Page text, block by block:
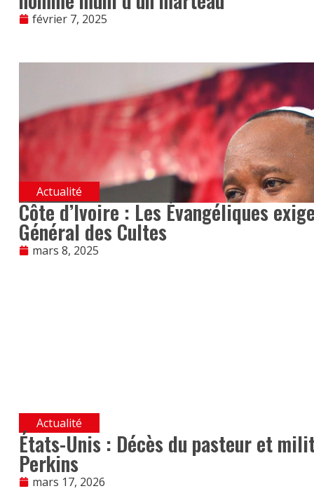
février 7, 2025
Actualité
Côte d’Ivoire : Les Évangéliques
Général des Cultes
mars 8, 2025
Actualité
États-Unis : Décès du pasteur et
Perkins
mars 17, 2026